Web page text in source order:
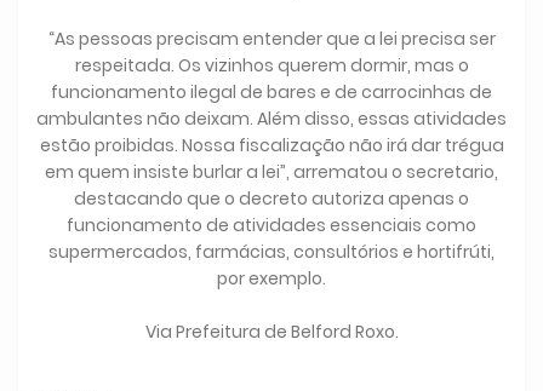
“As pessoas precisam entender que a lei precisa ser
respeitada. Os vizinhos querem dormir, mas o
funcionamento ilegal de bares e de carrocinhas de
ambulantes não deixam. Além disso, essas atividades
estão proibidas. Nossa fiscalização não irá dar trégua
em quem insiste burlar a lei”, arrematou o secretario,
destacando que o decreto autoriza apenas o
funcionamento de atividades essenciais como
supermercados, farmácias, consultórios e hortifrúti,
por exemplo.
Via Prefeitura de Belford Roxo.